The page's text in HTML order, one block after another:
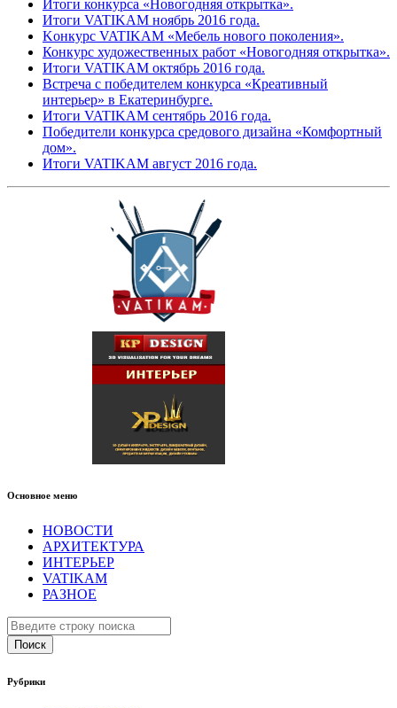
Итоги конкурса «Новогодняя открытка».
Итоги VATIKAM ноябрь 2016 года.
Kонкурс VATIKAM «Мебель нового поколения».
Конкурс художественных работ «Новогодняя открытка».
Итоги VATIKAM октябрь 2016 года.
Встреча с победителем конкурса «Креативный
интерьер» в Екатеринбурге.
Итоги VATIKAM сентябрь 2016 года.
Победители конкурса средового дизайна «Комфортный
дом».
Итоги VATIKAM август 2016 года.
Основное меню
НОВОСТИ
АРХИТЕКТУРА
ИНТЕРЬЕР
VATIKAM
РАЗНОЕ
Поиск
Рубрики